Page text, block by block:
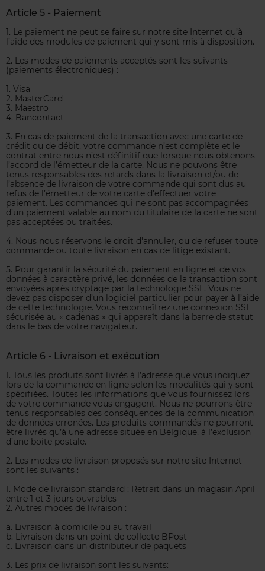
Article 5 - Paiement
1. Le paiement ne peut se faire sur notre site Internet qu’à
l’aide des modules de paiement qui y sont mis à disposition.
2. Les modes de paiements acceptés sont les suivants
(paiements électroniques) :
1. Visa
2. MasterCard
3. Maestro
4. Bancontact
3. En cas de paiement de la transaction avec une carte de
crédit ou de débit, votre commande n’est complète et le
contrat entre nous n’est définitif que lorsque nous obtenons
l’accord de l’émetteur de la carte. Nous ne pouvons être
tenus responsables des retards dans la livraison et/ou de
l’absence de livraison de votre commande qui sont dus au
refus de l’émetteur de votre carte d’effectuer votre
paiement. Les commandes qui ne sont pas accompagnées
d’un paiement valable au nom du titulaire de la carte ne sont
pas acceptées ou traitées.
4. Nous nous réservons le droit d'annuler, ou de refuser toute
commande ou toute livraison en cas de litige existant.
5. Pour garantir la sécurité du paiement en ligne et de vos
données à caractère privé, les données de la transaction sont
envoyées après cryptage par la technologie SSL. Vous ne
devez pas disposer d’un logiciel particulier pour payer à l’aide
de cette technologie. Vous reconnaîtrez une connexion SSL
sécurisée au « cadenas » qui apparaît dans la barre de statut
dans le bas de votre navigateur.
Article 6 - Livraison et exécution
1. Tous les produits sont livrés à l’adresse que vous indiquez
lors de la commande en ligne selon les modalités qui y sont
spécifiées. Toutes les informations que vous fournissez lors
de votre commande vous engagent. Nous ne pourrons être
tenus responsables des conséquences de la communication
de données erronées. Les produits commandés ne pourront
être livrés qu’à une adresse située en Belgique, à l’exclusion
d’une boîte postale.
2. Les modes de livraison proposés sur notre site Internet
sont les suivants :
1. Mode de livraison standard : Retrait dans un magasin April
entre 1 et 3 jours ouvrables
2. Autres modes de livraison :
a. Livraison à domicile ou au travail
b. Livraison dans un point de collecte BPost
c. Livraison dans un distributeur de paquets
3. Les prix de livraison sont les suivants: